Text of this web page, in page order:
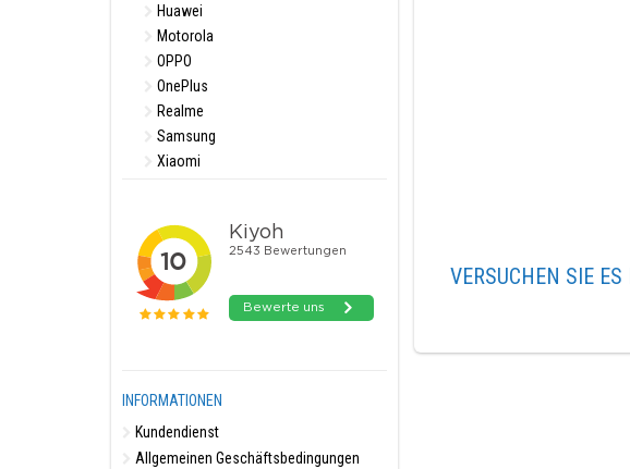
Huawei
Motorola
OPPO
OnePlus
Realme
Samsung
Xiaomi
INFORMATIONEN
Kundendienst
Allgemeinen Geschäftsbedingungen
VERSUCHEN SIE